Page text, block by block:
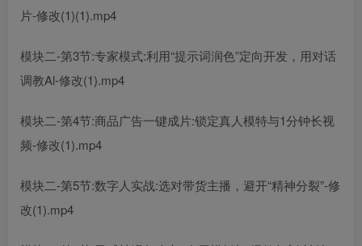
片-修改(1)(1).mp4
模块二-第3节:专家模式:利用“提示词润色”定向开发，用对话
调教Al-修改(1).mp4
模块二-第4节:商品广告一键成片:锁定真人模特与1分钟长视
频-修改(1).mp4
模块二-第5节:数字人实战:选对带货主播，避开“精神分裂”-修
改(1).mp4